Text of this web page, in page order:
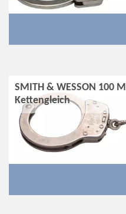
SMITH & WESSON 100
Kettengleich